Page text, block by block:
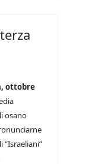
ottobre
osano
“Israeliani”